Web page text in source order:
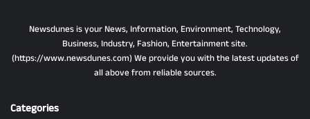
Newsdunes is your News, Information, Environment, Technology,
Business, Industry, Fashion, Entertainment site.
(https://www.newsdunes.com) We provide you with the latest updates of
all above from reliable sources.
Categories